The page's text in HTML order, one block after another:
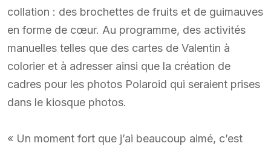
collation : des brochettes de fruits et de guimauves
en forme de cœur. Au programme, des activités
manuelles telles que des cartes de Valentin à
colorier et à adresser ainsi que la création de
cadres pour les photos Polaroid qui seraient prises
dans le kiosque photos.
« Un moment fort que j’ai beaucoup aimé, c’est